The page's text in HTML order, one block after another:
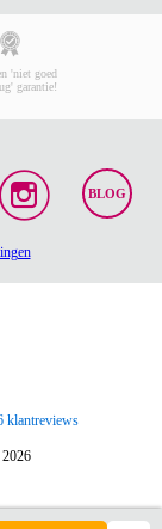
'niet goed
garantie!
BLOG
klantreviews